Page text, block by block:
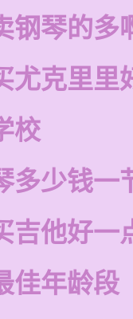
钢琴的多
尤克里里
校
多少钱一
吉他好一
佳年龄段